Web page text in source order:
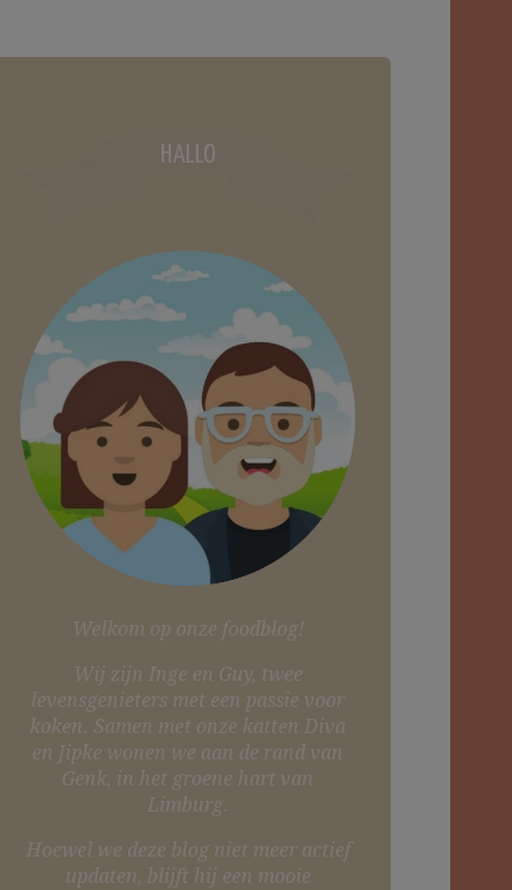
HALLO
Welkom op onze foodblog!
Wij zijn Inge en Guy, twee
levensgenieters met een passie voor
koken. Samen met onze katten Diva
en Jipke wonen we aan de rand van
Genk, in het groene hart van
Limburg.
Hoewel we deze blog niet meer actief
updaten, blijft hij een mooie